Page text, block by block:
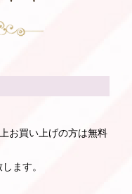
お買い上げの方は無料
ます。